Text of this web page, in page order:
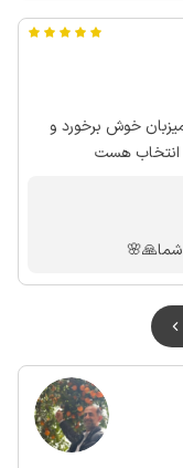
خوش برخورد و
انتخاب هست
شما🙏🌸